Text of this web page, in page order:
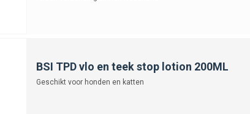
BSI TPD vlo en teek stop lotion 200ML
Geschikt voor honden en katten